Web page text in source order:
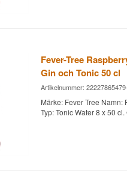
Fever-Tree
Gin och Tonic 50 cl
Artikelnummer:
Märke: Fever Tree
Typ: Tonic Water 8 x 50